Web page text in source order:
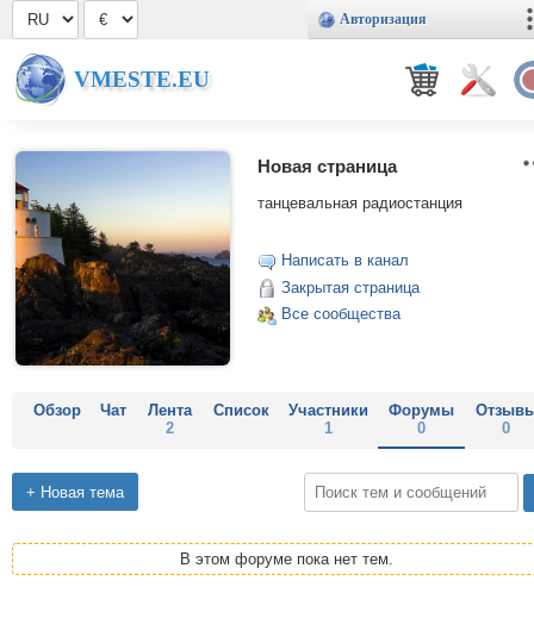
Авторизация
VMESTE.EU
Новая страница
танцевальная радиостанция
Написать в канал
Закрытая страница
Все сообщества
Обзор Чат
Лента
2
Список
Участники
1
Форумы
0
0
В этом форуме пока нет тем.